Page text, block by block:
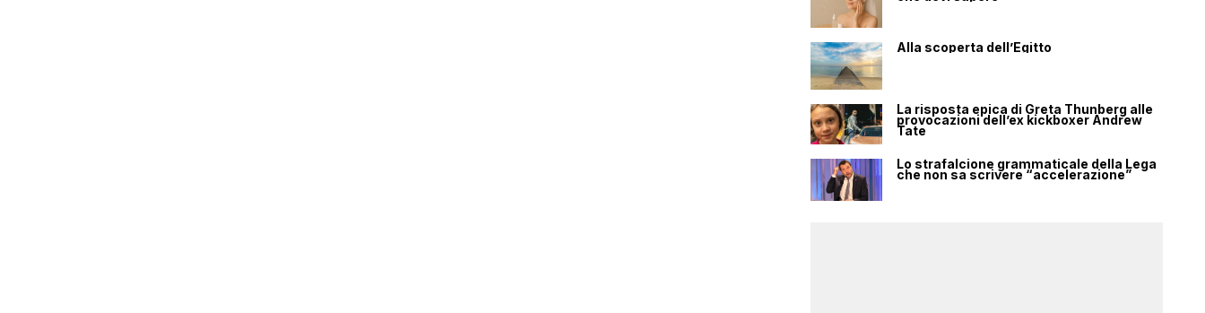
Alla scoperta dell’Egitto
La risposta epica di Greta Thunberg alle
provocazioni dell’ex kickboxer Andrew
Tate
Lo strafalcione grammaticale della Lega
che non sa scrivere “accelerazione”